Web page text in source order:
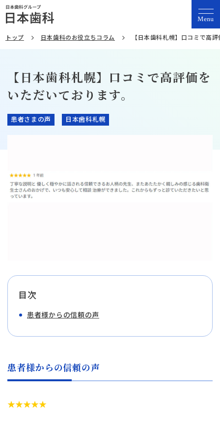
Menu
トップ 日本歯科のお役立ちコラム 【日本歯科札幌】口コミで高
【日本歯科札幌】口コミで高評価を
いただいております。
患者さまの声 日本歯科札幌
目次
患者様からの信頼の声
患者様からの信頼の声
★★★★★